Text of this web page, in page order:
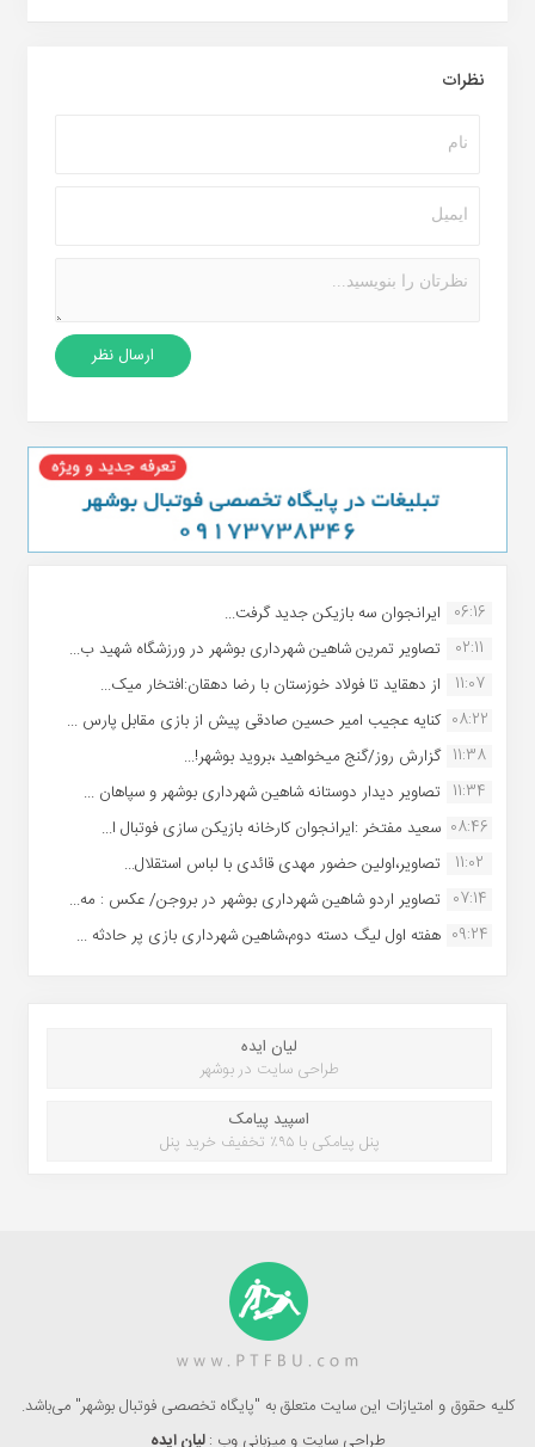
نظرات
06:16 ایرانجوان سه بازیکن جدید گرفت...
02:11
تصاویر تمرین شاهین شهردارى بوشهر در ورزشگاه شهید ب...
11:07
از دهقاید تا فولاد خوزستان با رضا دهقان:افتخار میک...
08:22 کنایه عجیب امیر حسین صادقی پیش از بازی مقابل پارس ...
11:38 گزارش روز/گنج میخواهید ،بروید بوشهر!...
11:34 تصاویر دیدار دوستانه شاهین شهردارى بوشهر و سپاهان ...
08:46 سعید مفتخر :ایرانجوان کارخانه بازیکن سازی فوتبال ا...
11:02
تصاویر،اولین حضور مهدی قائدی با لباس استقلال...
07:14 تصاویر اردو شاهین شهرداری بوشهر در بروجن/ عکس : مه...
09:24 هفته اول لیگ دسته دوم،شاهین شهرداری بازی پر حادثه ...
لیان ایده
طراحی سایت در بوشهر
اسپید پیامک
پنل پیامکی با ۹۵٪ تخفیف خرید پنل
کلیه حقوق و امتیازات این سایت متعلق به "پایگاه تخصصی فوتبال بوشهر" می‌باشد.
طراحی سایت و میزبانی وب :لیان ایده